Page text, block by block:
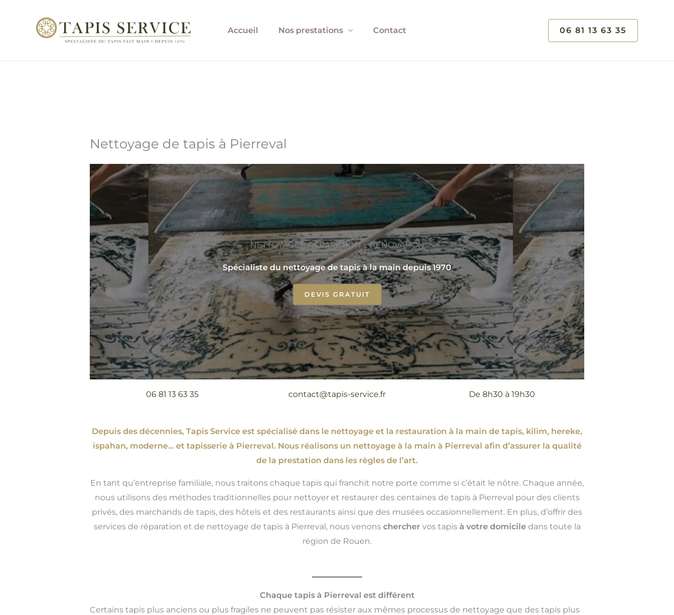
Accueil Nos prestations Contact 06 81 13 63 35
Nettoyage de tapis à Pierreval
NETTOYAGE ~ RÉPARATION ~ RÉNOVATION
Spécialiste du nettoyage de tapis à la main depuis 1970
DEVIS GRATUIT
06 81 13 63 35 contact@tapis-service.fr De 8h30 à 19h30
Depuis des décennies, Tapis Service est spécialisé dans le nettoyage et la restauration à la main de tapis, kilim, hereke,
ispahan, moderne…et tapisserie à Pierreval. Nous réalisons un nettoyage à la main à Pierreval afin d’assurer la qualité
de la prestation dans les règles de l’art.
En tant qu’entreprise familiale, nous traitons chaque tapis qui franchit notre porte comme si c’était le nôtre. Chaque année,
nous utilisons des méthodes traditionnelles pour nettoyer et restaurer des centaines de tapis à Pierreval pour des clients
privés, des marchands de tapis, des hôtels et des restaurants ainsi que des musées occasionnellement. En plus, d’offrir des
services de réparation et de nettoyage de tapis à Pierreval, nous venons chercher vos tapis à votre domiciledans toute la
région de Rouen.
Chaque tapis à Pierreval est différent
Certains tapis plus anciens ou plus fragiles ne peuvent pas résister aux mêmes processus de nettoyage que des tapis plus